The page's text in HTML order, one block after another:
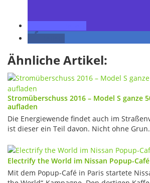
Ähnliche Artikel:
Stromüberschuss 2016 – Model S ganze
aufladen
Die Energiewende findet auch im
ist dieser ein Teil davon. Nicht ohne
Electrify the World im Nissan Popup-
Mit dem Popup-Café in Paris startete